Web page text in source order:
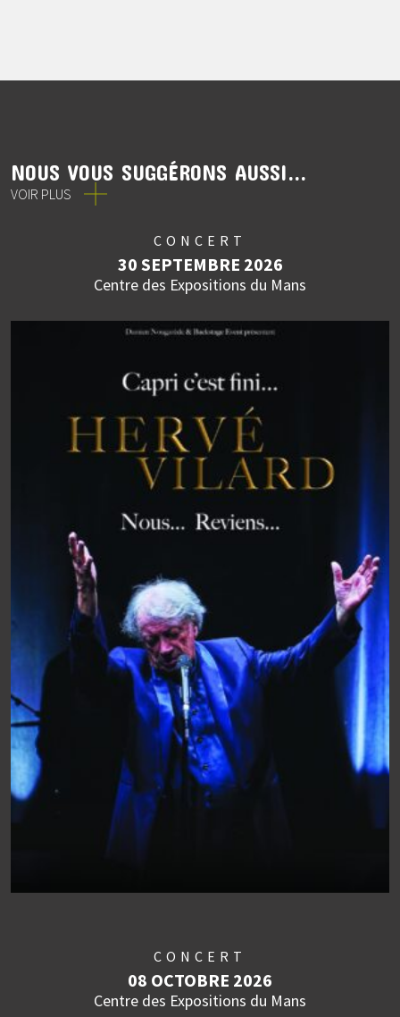
NOUS VOUS SUGGÉRONS AUSSI...
VOIR PLUS
CONCERT
30 SEPTEMBRE 2026
Centre des Expositions du Mans
CONCERT
08 OCTOBRE 2026
Centre des Expositions du Mans